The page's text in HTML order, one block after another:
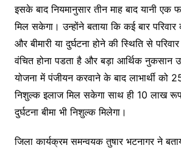
इसके बाद नियमानुसार तीन माह बाद यानी
मिल सकेगा। उन्होंने बताया कि कई बार
और बीमारी या दुर्घटना होने की स्थिति से
वंचित होना पडता है और बड़ा आर्थिक नुकसान
योजना में पंजीयन करवाने के बाद लाभार्थी
निशुल्क इलाज मिल सकेगा साथ ही 10 लाख
दुर्घटना बीमा भी निशुल्क मिलेगा।
जिला कार्यक्रम समन्वयक तुषार भटनागर ने